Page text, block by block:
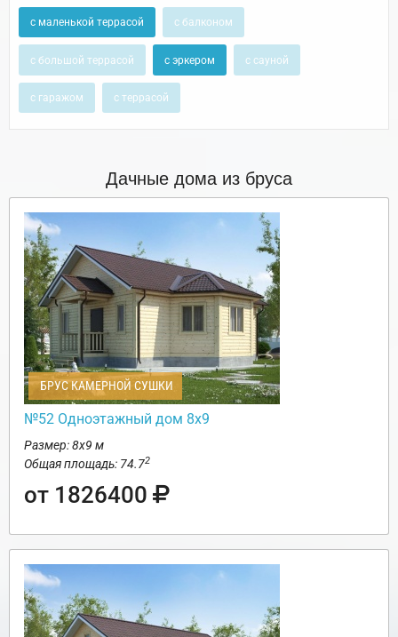
с маленькой террасой с балконом
с большой террасой с эркером с сауной
с гаражом с террасой
Дачные дома из бруса
БРУС КАМЕРНОЙ СУШКИ
№52 Одноэтажный дом 8х9
Размер: 8х9 м
Общая площадь: 74.72
от 1826400